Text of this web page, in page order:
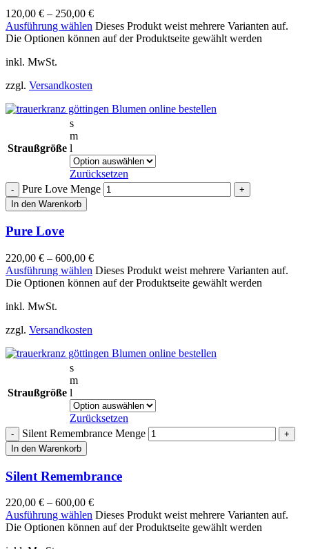
120,00 € – 250,00 €
Ausführung wählen Dieses Produkt weist mehrere Varianten auf.
Die Optionen können auf der Produktseite gewählt werden
inkl. MwSt.
zzgl. Versandkosten
Straußgröße
s
m
l
Zurücksetzen
Pure Love Menge
In den Warenkorb
Pure Love
220,00 € – 600,00 €
Ausführung wählen Dieses Produkt weist mehrere Varianten auf.
Die Optionen können auf der Produktseite gewählt werden
inkl. MwSt.
zzgl. Versandkosten
Straußgröße
s
m
l
Zurücksetzen
Silent Remembrance Menge
In den Warenkorb
Silent Remembrance
220,00 € – 600,00 €
Ausführung wählen Dieses Produkt weist mehrere Varianten auf.
Die Optionen können auf der Produktseite gewählt werden